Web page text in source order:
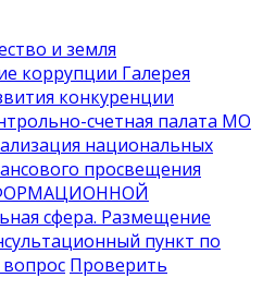
и земля
коррупции Галерея
конкуренции
счетная палата МО
национальных
просвещения
сфера. Размещение
пункт по
Проверить